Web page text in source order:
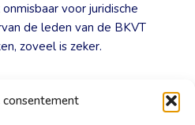
consentement
voor juridische
de leden van de BKVT
zoveel is zeker.
leden[PDF]